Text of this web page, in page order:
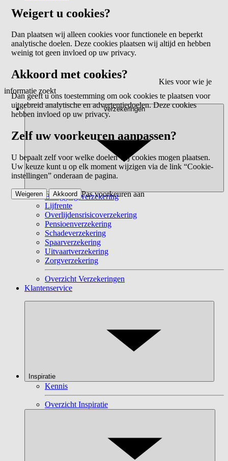
Kies voor wie je
informatie zoekt
Verzekeringen
Beleggingsverzekering
Lijfrente
Overlijdensrisicoverzekering
Pensioenverzekering
Schadeverzekering
Spaarverzekering
Uitvaartverzekering
Zorgverzekering
Overzicht Verzekeringen
Klantenservice
Inspiratie
Kennis
Overzicht Inspiratie
Weigert u cookies?
Dan plaatsen wij alleen cookies voor functionele en beperkt
analytische doelen. Deze cookies plaatsen wij altijd en hebben
weinig tot geen invloed op uw privacy.
Akkoord met cookies?
Dan geeft u ons toestemming om ook cookies te plaatsen voor
uitgebreid analytische en advertentiedoelen. Deze cookies
hebben invloed op uw privacy.
Zelf uw voorkeuren aanpassen?
U bepaalt zelf voor welke doelen wij cookies mogen plaatsen.
Uw keuze kunt u op elk moment wijzigen via de link “Cookie-
instellingen” onderaan de pagina.
Pas voorkeuren aan
Weigeren Akkoord